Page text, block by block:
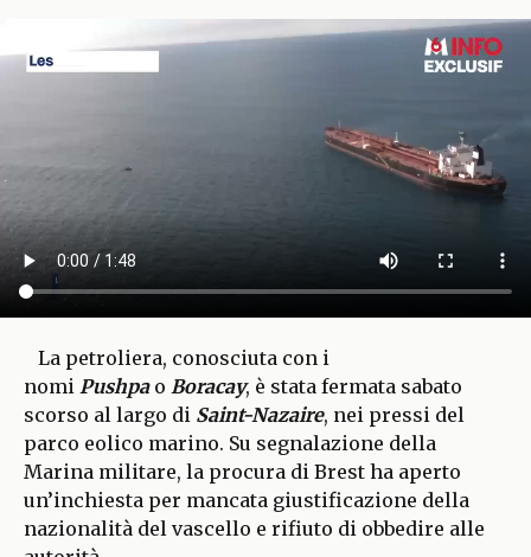
La petroliera, conosciuta con i
nomi Pushpao Boracay, è stata fermata sabato
scorso al largo di Saint-Nazaire, nei pressi del
parco eolico marino. Su segnalazione della
Marina militare, la procura di Brest ha aperto
un’inchiesta per mancata giustificazione della
nazionalità del vascello e rifiuto di obbedire alle